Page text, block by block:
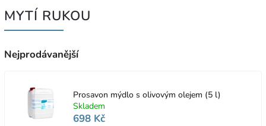
MYTÍ RUKOU
Nejprodávanější
Prosavon mýdlo s olivovým olejem (5 l)
Skladem
698 Kč